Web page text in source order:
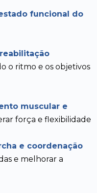
funcional do
o ritmo e os objetivos
muscular e
força e flexibilidade
e coordenação
e melhorar a